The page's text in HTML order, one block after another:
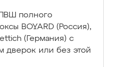
ПВШ полного
BOYARD (Россия),
(Германия) с
дверок или без этой